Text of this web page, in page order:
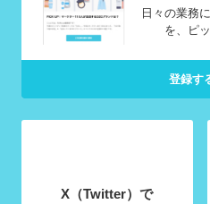
日々の業務
を、ピ
登録す
X（Twitter）で